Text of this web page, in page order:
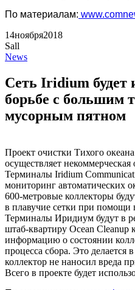
По материалам:
14ноября2018
Sall
News
Сеть Iridium будет
борьбе с большим
мусорным пятном
Проект очистки Тихого
осуществляет
Терминалы Iridium
мониторинг автоматических
600-метровые коллекторы
в плавучие сетки при помощи
Терминалы Иридиум будут в
штаб-квартиру Ocean
информацию о состоянии
процесса сбора. Это делается
коллектор не наносил вреда
Всего в проекте будет